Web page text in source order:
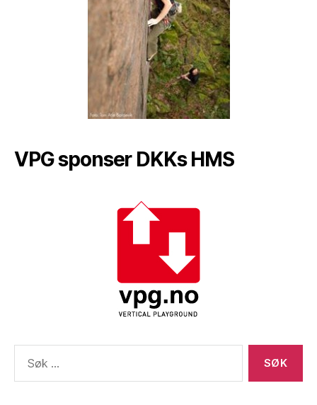
VPG sponser DKKs HMS
etter: